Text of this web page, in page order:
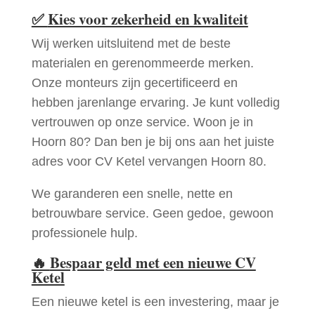
✅Kies voor zekerheid en kwaliteit
Wij werken uitsluitend met de beste
materialen en gerenommeerde merken.
Onze monteurs zijn gecertificeerd en
hebben jarenlange ervaring. Je kunt volledig
vertrouwen op onze service. Woon je in
Hoorn 80? Dan ben je bij ons aan het juiste
adres voor CV Ketel vervangen Hoorn 80.
We garanderen een snelle, nette en
betrouwbare service. Geen gedoe, gewoon
professionele hulp.
🔥 Bespaar geld met een nieuwe CV
Ketel
Een nieuwe ketel is een investering, maar je